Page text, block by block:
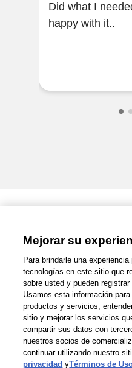
Did what I needed it
happy with it..
1-800-679-9691 | Contáctenos
Política de Privacidad | WA
Zona de Bienestar |
Mejorar su
Para brindarle una
tecnologías en este sitio que
sobre usted y pueden
Usamos esta información
productos y servicios,
sitio y mejorar los servicios
compartir sus datos con
nuestros socios de
continuar utilizando nuestro
privacidad yTérminos de